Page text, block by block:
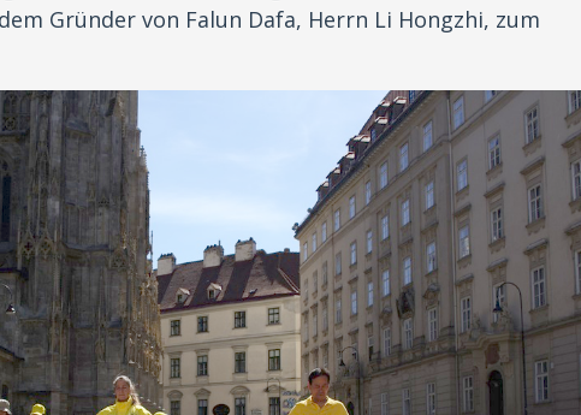
Gründer von Falun Dafa, Herrn Li Hongzhi, zum